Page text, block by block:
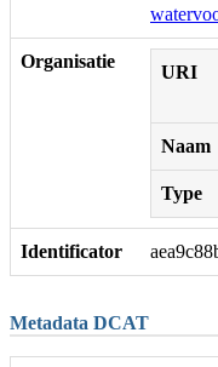
Organisatie
URI
Naam
Type
Identificator
Metadata DCAT